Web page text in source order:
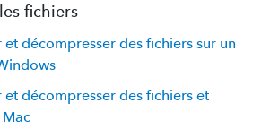
fichiers
et décompresser des fichiers sur un
et décompresser des fichiers et
Mac